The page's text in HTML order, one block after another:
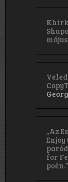
„Az
for
poén.”